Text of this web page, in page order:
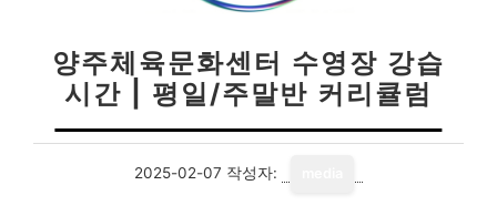
양주체육문화센터 수영장 강습
시간 | 평일/주말반 커리큘럼
2025-02-07 작성자: